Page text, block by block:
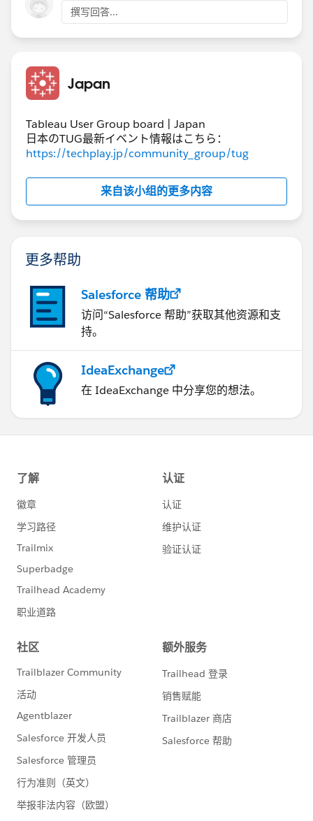
撰写回答...
Japan
Tableau User Group board | Japan
日本のTUG最新イベント情報はこちら：
https://techplay.jp/community_group/tug
来自该小组的更多内容
更多帮助
Salesforce 帮助
访问“Salesforce 帮助”获取其他资源和支
持。
IdeaExchange
在 IdeaExchange 中分享您的想法。